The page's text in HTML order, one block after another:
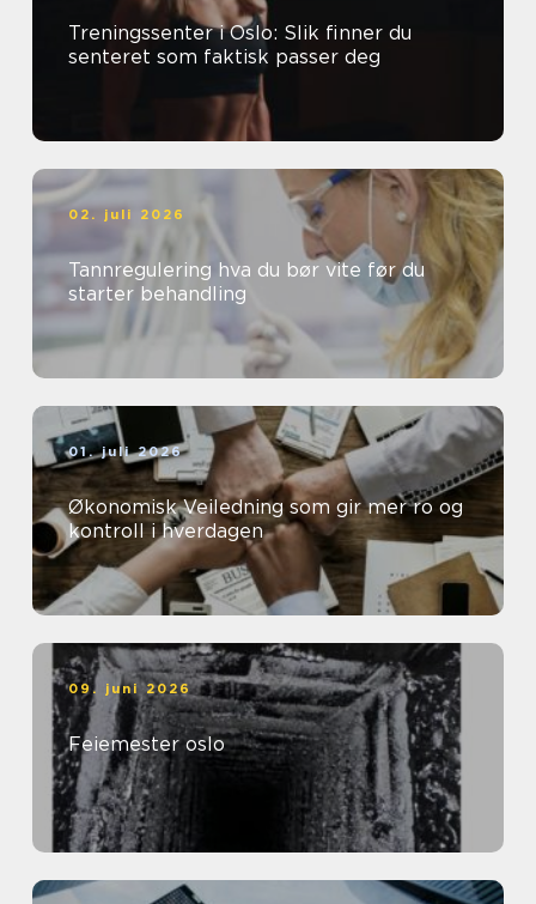
Treningssenter i Oslo: Slik finner du
senteret som faktisk passer deg
02. juli 2026
Tannregulering hva du bør vite før du
starter behandling
01. juli 2026
Økonomisk Veiledning som gir mer ro og
kontroll i hverdagen
09. juni 2026
Feiemester oslo